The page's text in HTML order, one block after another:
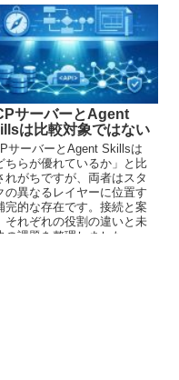
サーバーとAgent
は比較対象ではない
サーバーとAgent Skillsは
ちらが優れているか」と比
れがちですが、両者はスタ
の異なるレイヤーに位置す
完的な存在です。接続と案
それぞれの役割の違いと未
の課題を整理しました。